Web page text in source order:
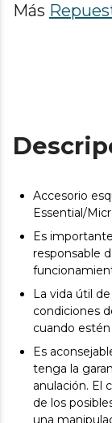
Más
Accesorio
Essential/
Es
responsable
La vida útil
condiciones
cuando
Es
tenga la
anulación. El
de los
una